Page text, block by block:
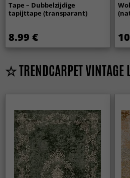
Tape – Dubbelzijdige
tapijttape (transparant)
8.99 €
☆ TRENDCARPET